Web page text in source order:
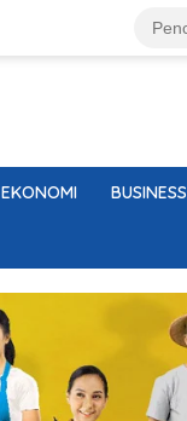
EKONOMI BUSINESS